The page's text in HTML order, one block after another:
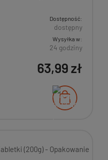
Dostępność:
dostępny
Wysyłka w:
24 godziny
63,99 zł
(200g) - Opakowanie